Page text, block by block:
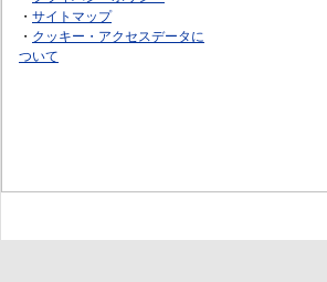
・ サイトマップ
・ クッキー・アクセスデータに
ついて